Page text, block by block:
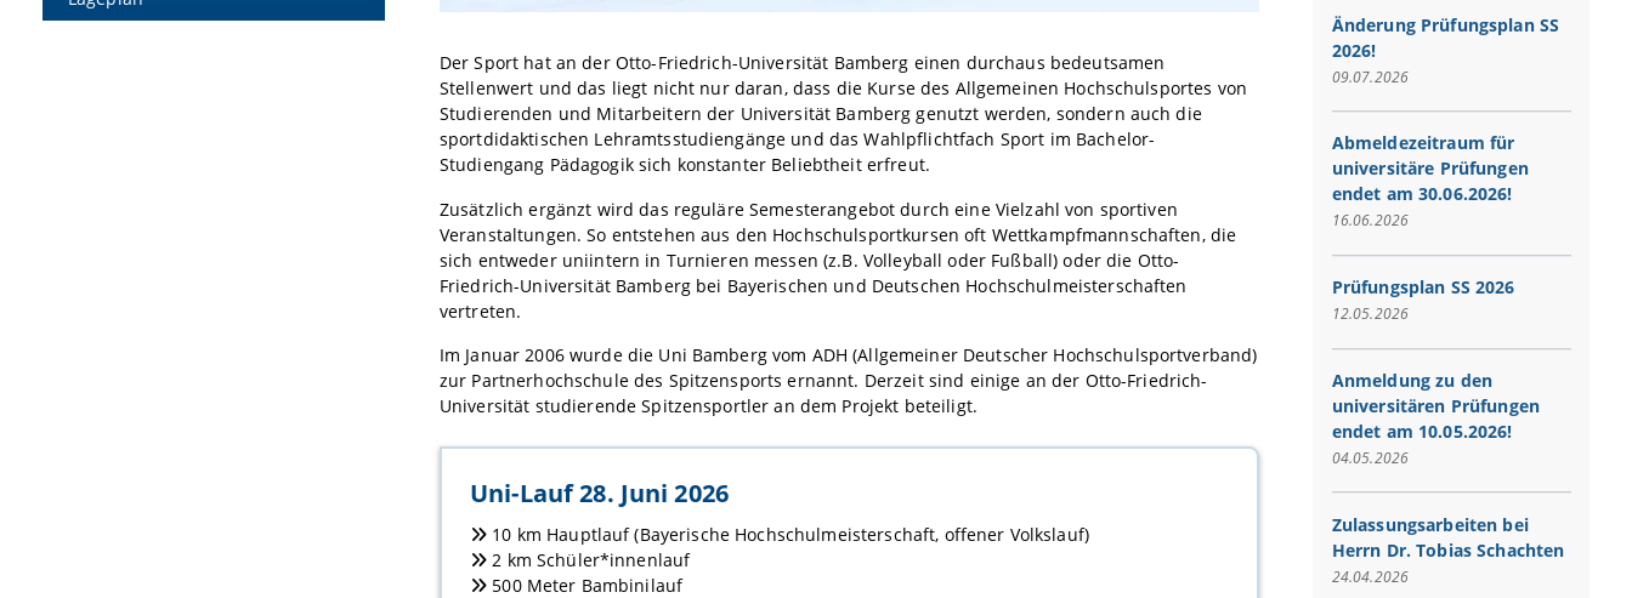
Der Sport hat an der Otto-Friedrich-Universität Bamberg einen durchaus bedeutsamen
Stellenwert und das liegt nicht nur daran, dass die Kurse des Allgemeinen Hochschulsportes von
Studierenden und Mitarbeitern der Universität Bamberg genutzt werden, sondern auch die
sportdidaktischen Lehramtsstudiengänge und das Wahlpflichtfach Sport im Bachelor-
Studiengang Pädagogik sich konstanter Beliebtheit erfreut.
Zusätzlich ergänzt wird das reguläre Semesterangebot durch eine Vielzahl von sportiven
Veranstaltungen. So entstehen aus den Hochschulsportkursen oft Wettkampfmannschaften, die
sich entweder uniintern in Turnieren messen (z.B. Volleyball oder Fußball) oder die Otto-
Friedrich-Universität Bamberg bei Bayerischen und Deutschen Hochschulmeisterschaften
vertreten.
Im Januar 2006 wurde die Uni Bamberg vom ADH (Allgemeiner Deutscher Hochschulsportverband)
zur Partnerhochschule des Spitzensports ernannt. Derzeit sind einige an der Otto-Friedrich-
Universität studierende Spitzensportler an dem Projekt beteiligt.
Uni-Lauf 28. Juni 2026
10 km Hauptlauf (Bayerische Hochschulmeisterschaft, offener Volkslauf)
2 km Schüler*innenlauf
500 Meter Bambinilauf
Änderung Prüfungsplan SS
2026!
09.07.2026
Abmeldezeitraum für
universitäre Prüfungen
endet am 30.06.2026!
16.06.2026
Prüfungsplan SS 2026
12.05.2026
Anmeldung zu den
universitären Prüfungen
endet am 10.05.2026!
04.05.2026
Zulassungsarbeiten bei
Herrn Dr. Tobias Schachten
24.04.2026